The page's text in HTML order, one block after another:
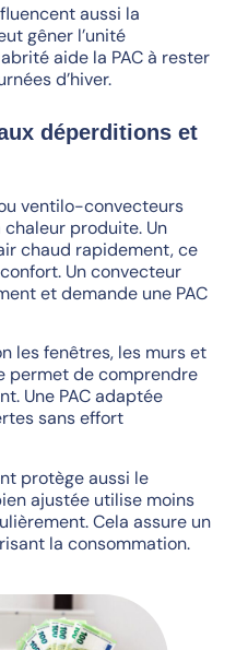
aussi la
gêner l’unité
aide la PAC à rester
d’hiver.
déperditions et
ventilo-convecteurs
produite. Un
chaud rapidement, ce
Un convecteur
et demande une PAC
les fenêtres, les murs et
permet de comprendre
Une PAC adaptée
sans effort
protège aussi le
ajustée utilise moins
Cela assure un
la consommation.